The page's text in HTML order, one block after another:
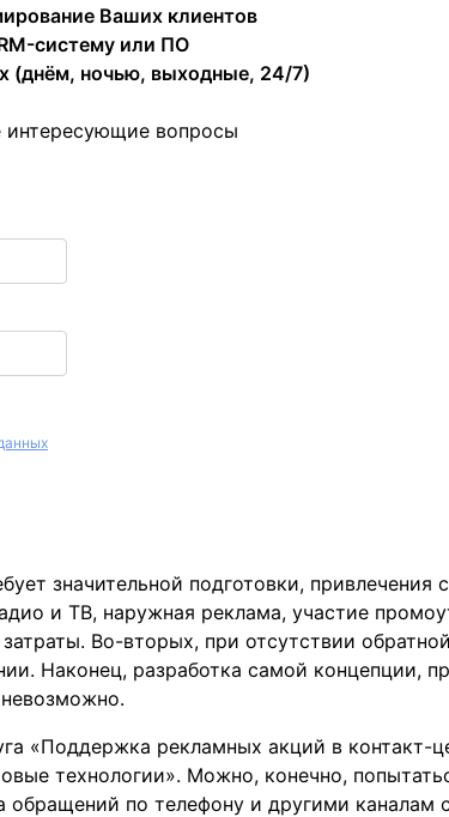
Ваших клиентов
систему или ПО
(днём, ночью, выходные, 24/7)
интересующие вопросы
значительной подготовки,
и ТВ, наружная реклама, участие
Во-вторых, при отсутствии
Наконец, разработка самой концепции,
невозможно.
«Поддержка рекламных акций в контакт-
технологии». Можно, конечно,
обращений по телефону и другими каналам